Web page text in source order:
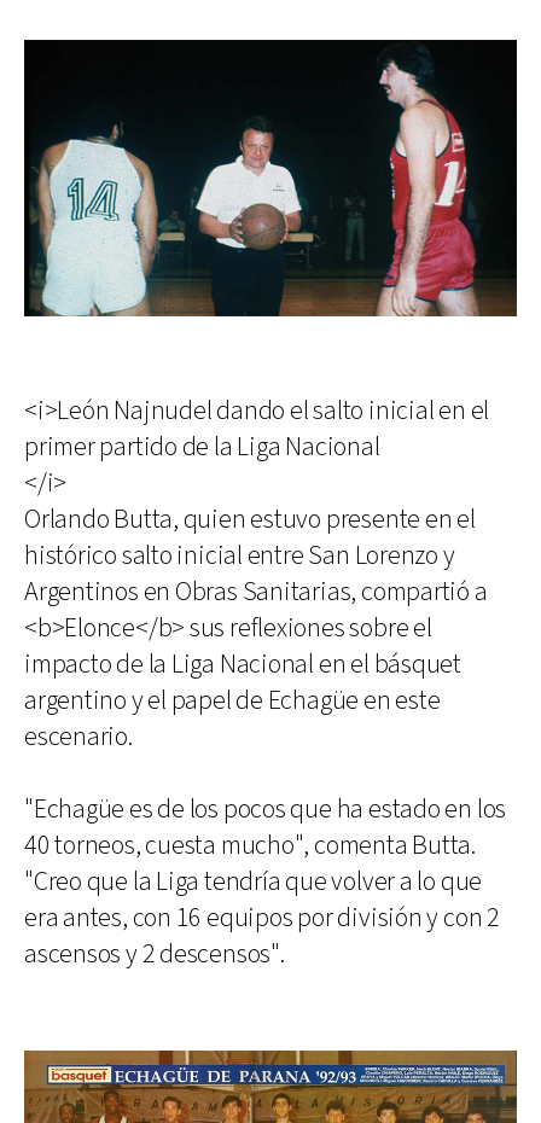
<i>León Najnudel dando el salto inicial en el
primer partido de la Liga Nacional
</i>
Orlando Butta, quien estuvo presente en el
histórico salto inicial entre San Lorenzo y
Argentinos en Obras Sanitarias, compartió a
<b>Elonce</b> sus reflexiones sobre el
impacto de la Liga Nacional en el básquet
argentino y el papel de Echagüe en este
escenario.
"Echagüe es de los pocos que ha estado en los
40 torneos, cuesta mucho", comenta Butta.
"Creo que la Liga tendría que volver a lo que
era antes, con 16 equipos por división y con 2
ascensos y 2 descensos".